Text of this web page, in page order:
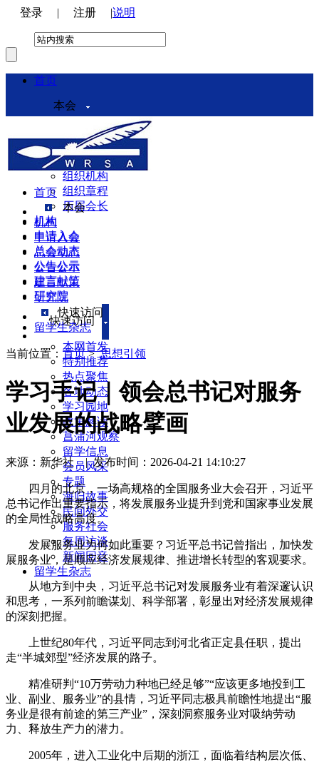
登录 | 注册 |说明
首页
本会
本会介绍
领导机构
理事会
组织机构
组织章程
历届会长
机构
申请入会
总会动态
公告公示
建言献策
研究院
快速访问
本网首发
特别推荐
热点聚焦
各地动态
学习园地
政策解读
菖蒲河观察
留学信息
会员风采
专题
海归故事
民间外交
服务社会
每周访谈
新闻回音
留学生杂志
首页
本会
机构
申请入会
总会动态
公告公示
建言献策
研究院
快速访问
留学生杂志
当前位置： 首页>思想引领
学习手记｜领会总书记对服务
业发展的战略擘画
来源：新华社 |发布时间：2026-04-21 14:10:27
四月的北京，一场高规格的全国服务业大会召开，习近平
总书记作出重要指示，将发展服务业提升到党和国家事业发展
的全局性战略高度。
发展服务业为何如此重要？习近平总书记曾指出，加快发
展服务业，是顺应经济发展规律、推进增长转型的客观要求。
从地方到中央，习近平总书记对发展服务业有着深邃认识
和思考，一系列前瞻谋划、科学部署，彰显出对经济发展规律
的深刻把握。
上世纪80年代，习近平同志到河北省正定县任职，提出
走“半城郊型”经济发展的路子。
精准研判“10万劳动力种地已经足够”“应该更多地投到工
业、副业、服务业”的县情，习近平同志极具前瞻性地提出“服
务业是很有前途的第三产业”，深刻洞察服务业对吸纳劳动
力、释放生产力的潜力。
2005年，进入工业化中后期的浙江，面临着结构层次低、